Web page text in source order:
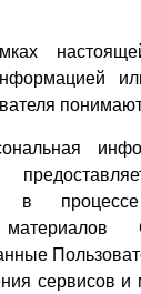
в
сервисов и